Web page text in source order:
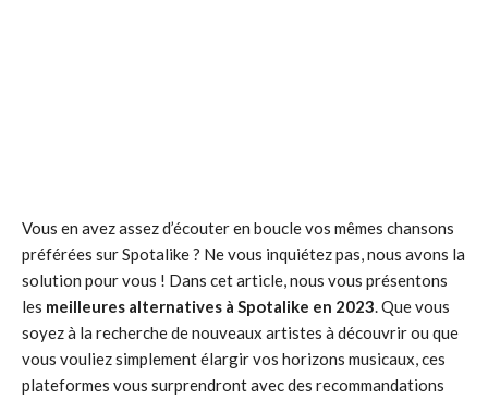
Vous en avez assez d’écouter en boucle vos mêmes chansons
préférées sur Spotalike ? Ne vous inquiétez pas, nous avons la
solution pour vous ! Dans cet article, nous vous présentons
les meilleures alternatives à Spotalike en 2023. Que vous
soyez à la recherche de nouveaux artistes à découvrir ou que
vous vouliez simplement élargir vos horizons musicaux, ces
plateformes vous surprendront avec des recommandations